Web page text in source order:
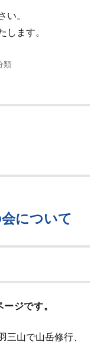
い。
します。
類
について
ジです。
三山で山岳修行、